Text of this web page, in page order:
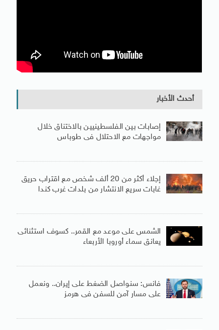
أحدث الأخبار
إصابات بين الفلسطينيين بالاختناق خلال
مواجهات مع الاحتلال فى طوباس
إجلاء أكثر من 20 ألف شخص مع اقتراب حريق
غابات سريع الانتشار من بلدات غرب كندا
الشمس على موعد مع القمر.. كسوف استثنائى
يعانق سماء أوروبا الأربعاء
فانس: سنواصل الضغط على إيران.. ونعمل
على مسار آمن للسفن فى هرمز